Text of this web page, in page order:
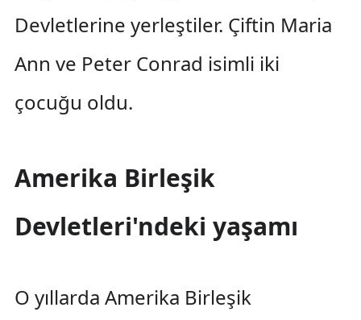
Devletlerine yerleştiler. Çiftin Maria
Ann ve Peter Conrad isimli iki
çocuğu oldu.
Amerika Birleşik
Devletleri'ndeki yaşamı
O yıllarda Amerika Birleşik